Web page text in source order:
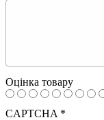
Оцінка товару
CAPTCHA *